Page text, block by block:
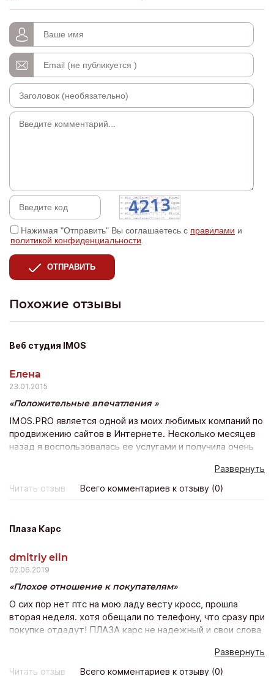
Нажимая "Отправить" Вы соглашаетесь с правилами и
политикой конфиденциальности
ОТПРАВИТЬ
Похожие отзывы
Веб студия IMOS
Елена
23.01.2015
Положительные впечатления
IMOS.PRO является одной из моих любимых компаний по
продвижению сайтов в Интернете. Несколько месяцев
назад я воспользовалась ее услугами и получила очень
Сайт стал оживленным, популярным, появилось много
активных участников группы, спасибо вам, у вас
Развернуть
Читать отзыв
Всего комментариев к отзыву (0)
Плаза Карс
dmitriy elin
02.06.2019
Плохое отношение к покупателям
О сих пор нет птс на мою ладу весту кросс, прошла
вторая неделя. хотя обещали по телефону, что сразу при
покупке отдадут! ПЛАЗА карс не надежный и свои слова
отношение персоанала к покупателям, как будто
одолжение мне делали. Покупка состоялась, но остался
Развернуть
Читать отзыв
Всего комментариев к отзыву (0)